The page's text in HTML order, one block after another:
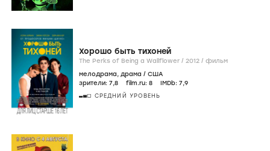
Хорошо быть тихоней
The Perks of Being a Wallflower / 2012 / фильм
мелодрама, драма / США
зрители: 7,8 film.ru: 8 IMDb: 7,9
СРЕДНИЙ УРОВЕНЬ